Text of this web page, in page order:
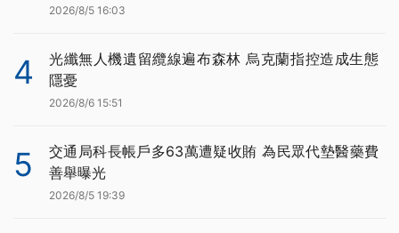
2026/8/5 16:03
4
光纖無人機遺留纜線遍布森林 烏克蘭指控造成生態
隱憂
2026/8/6 15:51
5
交通局科長帳戶多63萬遭疑收賄 為民眾代墊醫藥費
善舉曝光
2026/8/5 19:39